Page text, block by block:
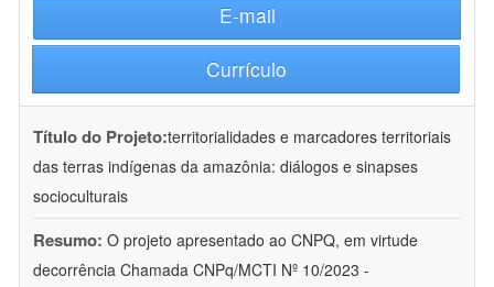
E-mail
Currículo
Título do Projeto:territorialidades e marcadores territoriais
das terras indígenas da amazônia: diálogos e sinapses
socioculturais
Resumo: O projeto apresentado ao CNPQ, em virtude
decorrência Chamada CNPq/MCTI Nº 10/2023 -